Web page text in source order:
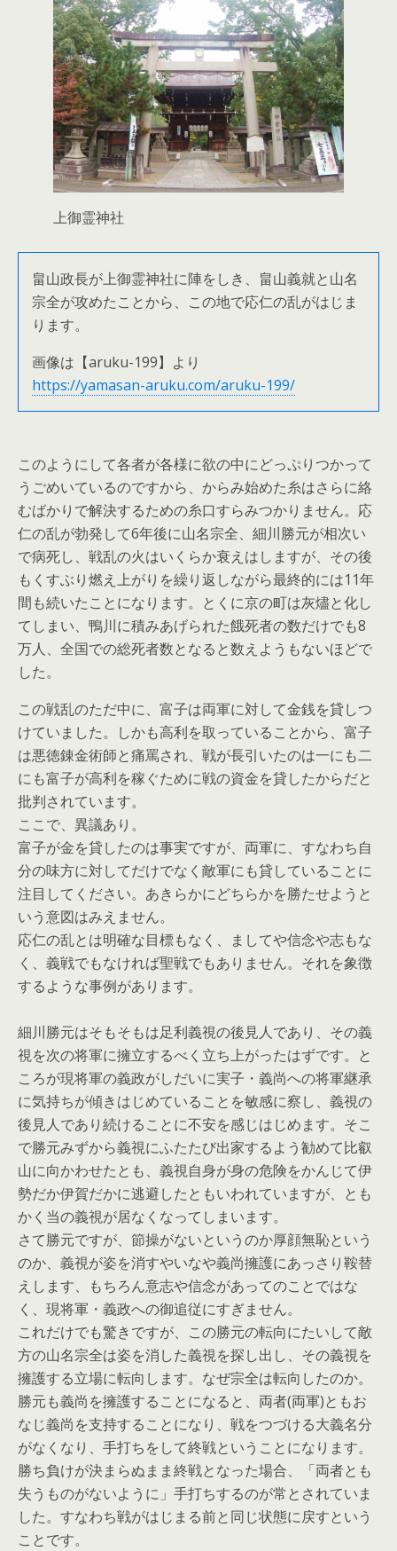
上御霊神社
畠山政長が上御霊神社に陣をしき、畠山義就と山名
宗全が攻めたことから、この地で応仁の乱がはじま
ります。
画像は【aruku-199】より
https://yamasan-aruku.com/aruku-199/
このようにして各者が各様に欲の中にどっぷりつかって
うごめいているのですから、からみ始めた糸はさらに絡
むばかりで解決するための糸口すらみつかりません。応
仁の乱が勃発して6年後に山名宗全、細川勝元が相次い
で病死し、戦乱の火はいくらか衰えはしますが、その後
もくすぶり燃え上がりを繰り返しながら最終的には11年
間も続いたことになります。とくに京の町は灰燼と化し
てしまい、鴨川に積みあげられた餓死者の数だけでも8
万人、全国での総死者数となると数えようもないほどで
した。
この戦乱のただ中に、富子は両軍に対して金銭を貸しつ
けていました。しかも高利を取っていることから、富子
は悪徳錬金術師と痛罵され、戦が長引いたのは一にも二
にも富子が高利を稼ぐために戦の資金を貸したからだと
批判されています。
ここで、異議あり。
富子が金を貸したのは事実ですが、両軍に、すなわち自
分の味方に対してだけでなく敵軍にも貸していることに
注目してください。あきらかにどちらかを勝たせようと
いう意図はみえません。
応仁の乱とは明確な目標もなく、ましてや信念や志もな
く、義戦でもなければ聖戦でもありません。それを象徴
するような事例があります。
細川勝元はそもそもは足利義視の後見人であり、その義
視を次の将軍に擁立するべく立ち上がったはずです。と
ころが現将軍の義政がしだいに実子・義尚への将軍継承
に気持ちが傾きはじめていることを敏感に察し、義視の
後見人であり続けることに不安を感じはじめます。そこ
で勝元みずから義視にふたたび出家するよう勧めて比叡
山に向かわせたとも、義視自身が身の危険をかんじて伊
勢だか伊賀だかに逃避したともいわれていますが、とも
かく当の義視が居なくなってしまいます。
さて勝元ですが、節操がないというのか厚顔無恥という
のか、義視が姿を消すやいなや義尚擁護にあっさり鞍替
えします、もちろん意志や信念があってのことではな
く、現将軍・義政への御追従にすぎません。
これだけでも驚きですが、この勝元の転向にたいして敵
方の山名宗全は姿を消した義視を探し出し、その義視を
擁護する立場に転向します。なぜ宗全は転向したのか。
勝元も義尚を擁護することになると、両者(両軍)ともお
なじ義尚を支持することになり、戦をつづける大義名分
がなくなり、手打ちをして終戦ということになります。
勝ち負けが決まらぬまま終戦となった場合、「両者とも
失うものがないように」手打ちするのが常とされていま
した。すなわち戦がはじまる前と同じ状態に戻すという
ことです。